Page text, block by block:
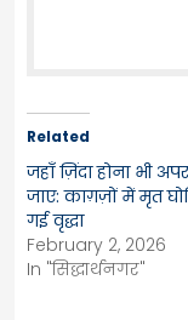
Related
जहाँ ज़िंदा होना भी
जाए: काग़ज़ों में मृत
गई वृद्धा
February 2, 2026
In "सिद्धार्थनगर"